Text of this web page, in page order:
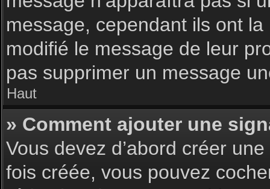
message, cependant ils ont
modifié le message de leur
pas supprimer un message
Haut
» Comment ajouter une
Vous devez d’abord créer
fois créée, vous pouvez